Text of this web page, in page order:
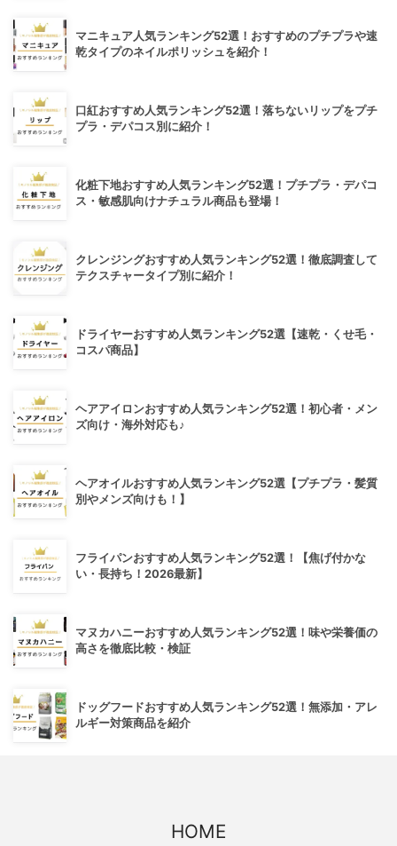
マニキュア人気ランキング52選！おすすめのプチプラや速
乾タイプのネイルポリッシュを紹介！
口紅おすすめ人気ランキング52選！落ちないリップをプチ
プラ・デパコス別に紹介！
化粧下地おすすめ人気ランキング52選！プチプラ・デパコ
ス・敏感肌向けナチュラル商品も登場！
クレンジングおすすめ人気ランキング52選！徹底調査して
テクスチャータイプ別に紹介！
ドライヤーおすすめ人気ランキング52選【速乾・くせ毛・
コスパ商品】
ヘアアイロンおすすめ人気ランキング52選！初心者・メン
ズ向け・海外対応も♪
ヘアオイルおすすめ人気ランキング52選【プチプラ・髪質
別やメンズ向けも！】
フライパンおすすめ人気ランキング52選！【焦げ付かな
い・長持ち！2026最新】
マヌカハニーおすすめ人気ランキング52選！味や栄養価の
高さを徹底比較・検証
ドッグフードおすすめ人気ランキング52選！無添加・アレ
ルギー対策商品を紹介
HOME